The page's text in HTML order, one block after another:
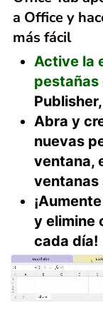
a Office y
más fácil
Active la
pestañas
Abra y
nuevas
ventana,
ventanas
y elimine
cada día!